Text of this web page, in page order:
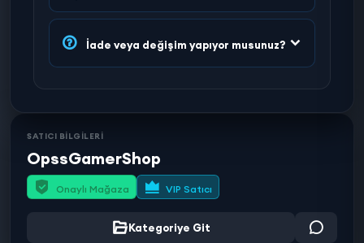
İade veya değişim yapıyor musunuz?
SATICI BİLGİLERİ
OpssGamerShop
Onaylı Mağaza VIP Satıcı
Kategoriye Git